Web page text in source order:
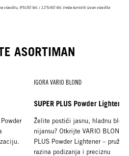
vlasištu, 9%|30 Vol. i 12%|40 Vol. treba koristiti izvan vlasišta
ASORTIMAN
IGORA VARIO BLOND
SUPER PLUS Powder
Želite postići jasnu, hladnu blond
nijansu? Otkrijte VARIO BLOND
PLUS Powder Lightener – pruža 8
razina podizanja i preciznu